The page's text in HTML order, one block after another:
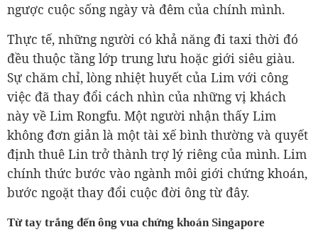
ngược cuộc sống ngày và đêm của chính mình.
Thực tế, những người có khả năng đi taxi thời đó
đều thuộc tầng lớp trung lưu hoặc giới siêu giàu.
Sự chăm chỉ, lòng nhiệt huyết của Lim với công
việc đã thay đổi cách nhìn của những vị khách
này về Lim Rongfu. Một người nhận thấy Lim
không đơn giản là một tài xế bình thường và quyết
định thuê Lin trở thành trợ lý riêng của mình. Lim
chính thức bước vào ngành môi giới chứng khoán,
bước ngoặt thay đổi cuộc đời ông từ đây.
Từ tay trắng đến ông vua chứng khoán Singapore